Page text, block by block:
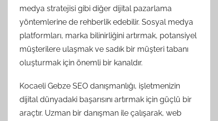
medya stratejisi gibi diğer dijital pazarlama
yöntemlerine de rehberlik edebilir. Sosyal medya
platformları, marka bilinirliğini artırmak, potansiyel
müşterilere ulaşmak ve sadık bir müşteri tabanı
oluşturmak için önemli bir kanaldır.
Kocaeli Gebze SEO danışmanlığı, işletmenizin
dijital dünyadaki başarısını artırmak için güçlü bir
araçtır. Uzman bir danışman ile çalışarak, web